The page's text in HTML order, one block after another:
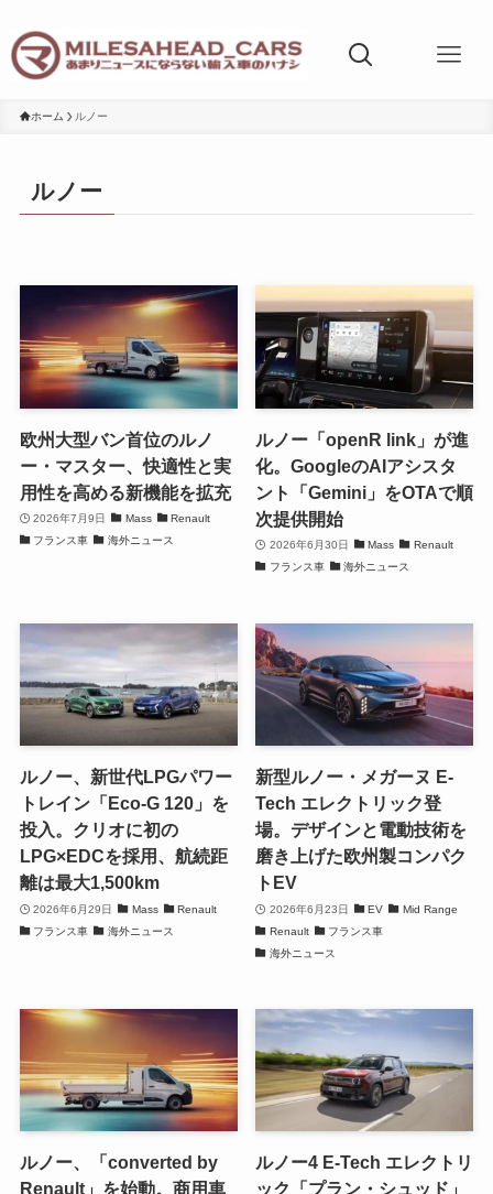
ホーム ルノー
ルノー
欧州大型バン首位のルノ
ー・マスター、快適性と実
用性を高める新機能を拡充
2026年7月9日 Mass
Renault
フランス車
海外ニュース
ルノー「openR link」が進
化。GoogleのAIアシスタ
ント「Gemini」をOTAで順
次提供開始
2026年6月30日 Mass
Renault
フランス車
海外ニュース
ルノー、新世代LPGパワー
トレイン「Eco-G 120」を
投入。クリオに初の
LPG×EDCを採用、航続距
離は最大1,500km
2026年6月29日 Mass
Renault
フランス車
海外ニュース
新型ルノー・メガーヌ E-
Tech エレクトリック登
場。デザインと電動技術を
磨き上げた欧州製コンパク
トEV
2026年6月23日 EV
Mid Range
Renault
フランス車
海外ニュース
ルノー、「converted by
Renault」を始動。商用車
ルノー4 E-Tech エレクトリ
ック「プラン・シュッド」